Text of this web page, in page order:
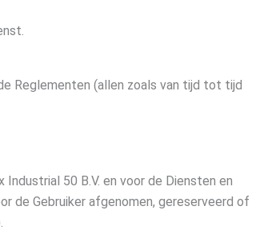
Reglementen (allen zoals van tijd tot tijd
50 B.V. en voor de Diensten en
de Gebruiker afgenomen, gereserveerd of